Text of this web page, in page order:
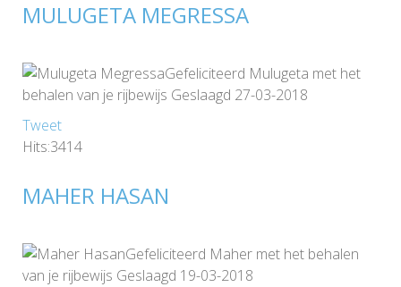
MULUGETA MEGRESSA
Gefeliciteerd Mulugeta met het
behalen van je rijbewijs Geslaagd 27-03-2018
Tweet
Hits:3414
MAHER HASAN
Gefeliciteerd Maher met het behalen
van je rijbewijs Geslaagd 19-03-2018